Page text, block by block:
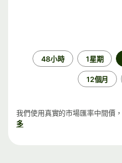
48小時 1星期
12個月
我們使用真實的市場匯率中間價
多